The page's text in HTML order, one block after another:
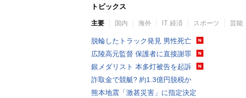
トピックス
主要 国内 海外 IT 経済 スポーツ 芸能
脱輪したトラック発見 男性死亡
広陵高元監督 保護者に直接謝罪
銀メダリスト 本多灯被告を起訴
詐取金で競艇? 約1.3億円脱税か
熊本地震「激甚災害」に指定決定